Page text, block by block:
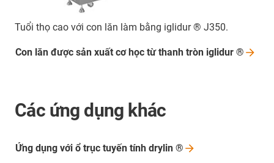
Tuổi thọ cao với con lăn làm bằng iglidur ® J350.
Con lăn được sản xuất cơ học từ thanh tròn iglidur ®
Các ứng dụng khác
Ứng dụng với ổ trục tuyến tính drylin ®